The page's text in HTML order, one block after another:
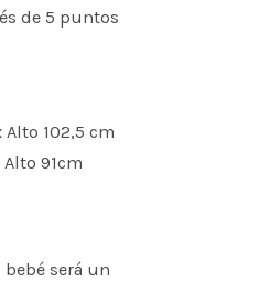
de 5 puntos
Alto 102,5 cm
91cm
será un